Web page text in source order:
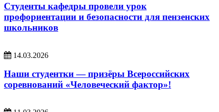
Студенты кафедры провели урок
профориентации и безопасности для пензенских
школьников
14.03.2026
Наши студентки — призёры Всероссийских
соревнований «Человеческий фактор»!